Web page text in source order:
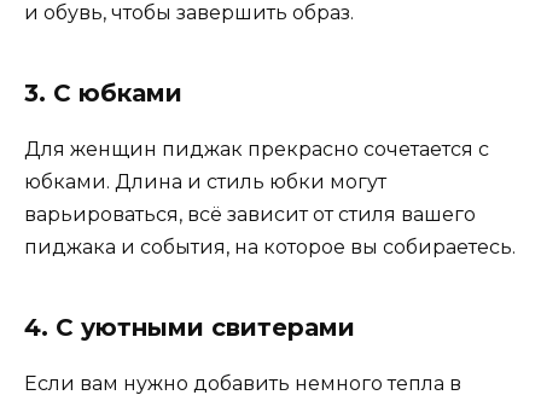
и обувь, чтобы завершить образ.
3. С юбками
Для женщин пиджак прекрасно сочетается с
юбками. Длина и стиль юбки могут
варьироваться, всё зависит от стиля вашего
пиджака и события, на которое вы собираетесь.
4. С уютными свитерами
Если вам нужно добавить немного тепла в